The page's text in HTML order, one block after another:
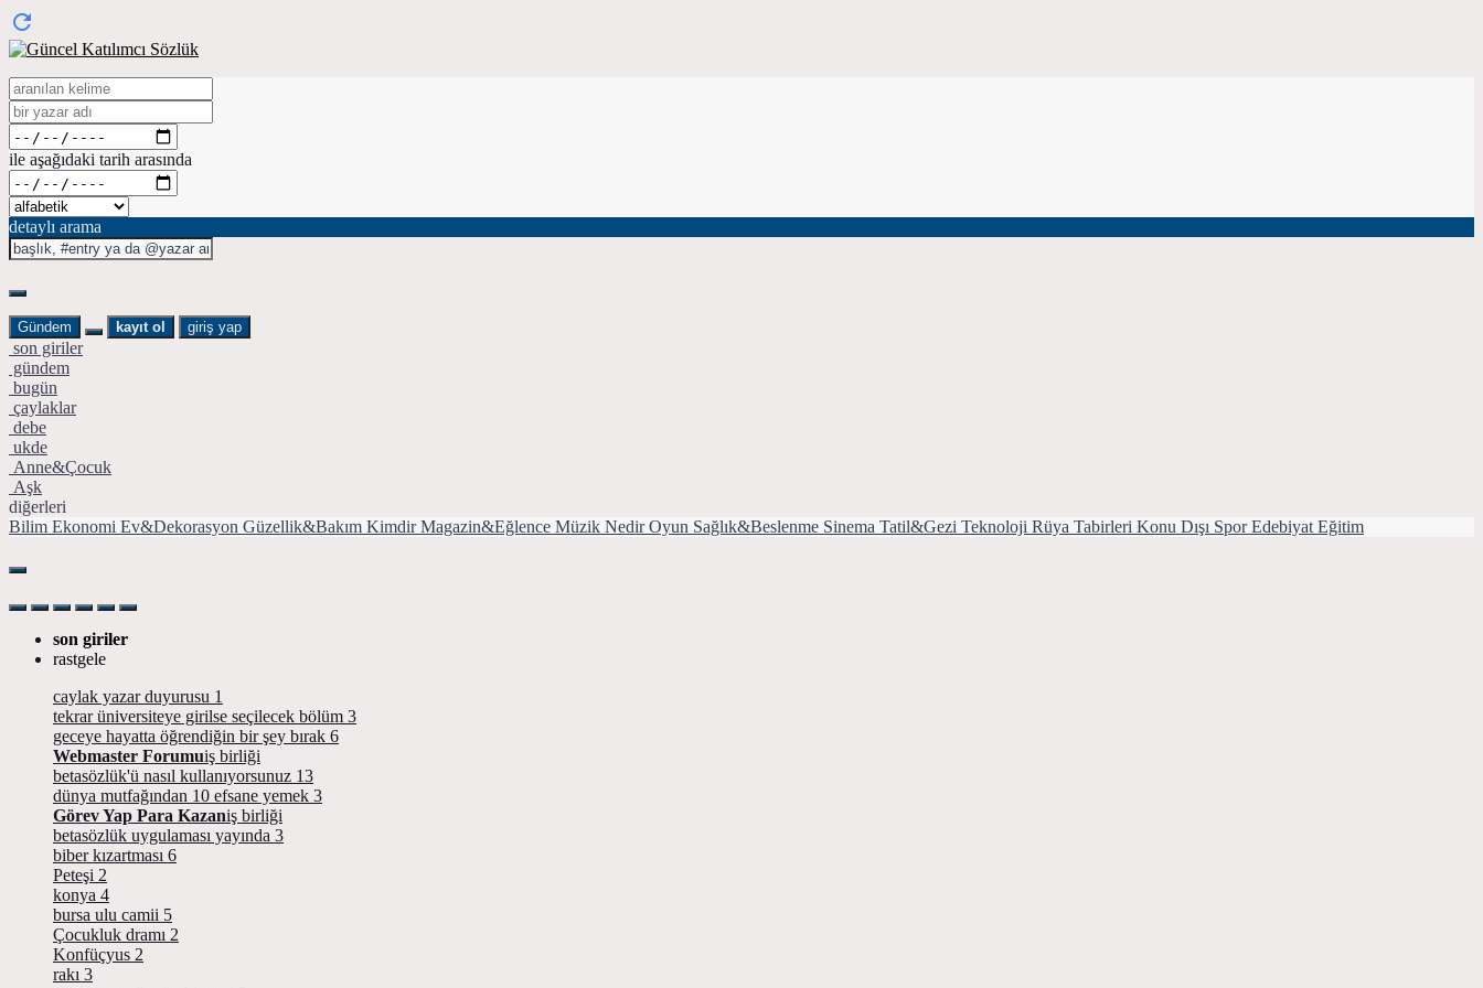
ile aşağıdaki tarih arasında
detaylı arama
Gündem kayıt ol giriş yap
son giriler
gündem
bugün
çaylaklar
debe
ukde
Anne&Çocuk
Aşk
diğerleri
Bilim Ekonomi Ev&Dekorasyon Güzellik&Bakım Kimdir Magazin&Eğlence Müzik Nedir Oyun Sağlık&Beslenme Sinema Tatil&Gezi Teknoloji Rüya Tabirleri Konu Dışı Spor Edebiyat Eğitim
son giriler
rastgele
caylak yazar duyurusu 1
tekrar üniversiteye girilse seçilecek bölüm 3
geceye hayatta öğrendiğin bir şey bırak 6
Webmaster Forumuiş birliği
betasözlük'ü nasıl kullanıyorsunuz 13
dünya mutfağından 10 efsane yemek 3
Görev Yap Para Kazaniş birliği
betasözlük uygulaması yayında 3
biber kızartması 6
Peteşi 2
konya 4
bursa ulu camii 5
Çocukluk dramı 2
Konfüçyus 2
rakı 3